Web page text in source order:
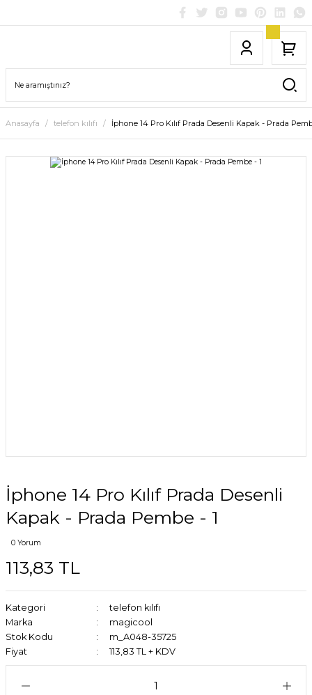
Anasayfa telefon kılıfı İphone 14 Pro Kılıf Prada Desenli Kapak - Prada
İphone 14 Pro Kılıf Prada Desenli
Kapak - Prada Pembe - 1
0 Yorum
113,83 TL
Kategori
telefon kılıfı
Marka
magicool
Stok Kodu
m_A048-35725
Fiyat
113,83 TL + KDV